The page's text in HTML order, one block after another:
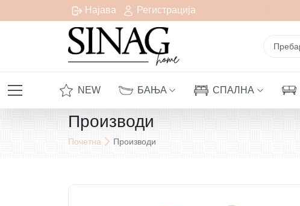
Најава Регистрација
испорака за сите нарачки над 1000 денари
NEW БАЊА СПАЛНА
Производи
Почетна Производи